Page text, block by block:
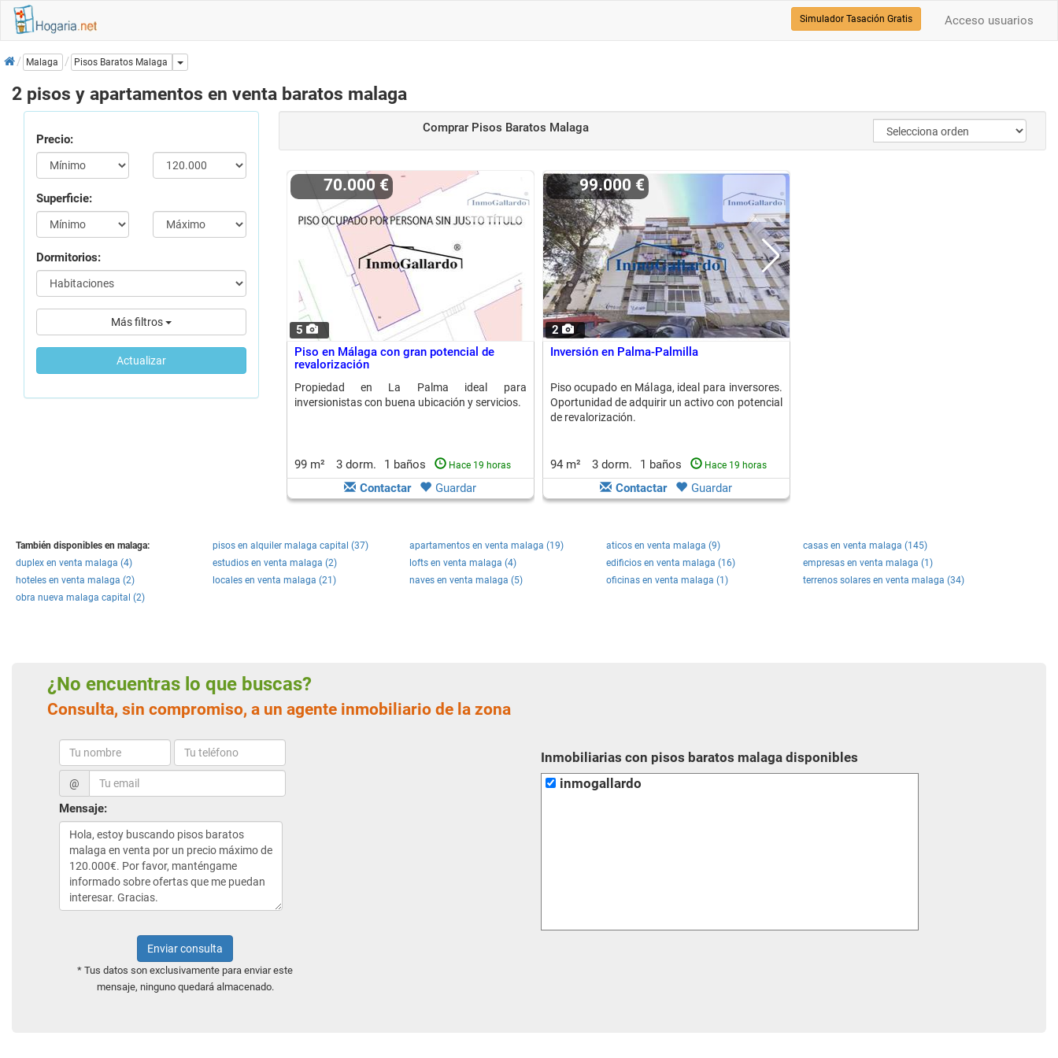
Acceso usuarios
Simulador Tasación Gratis
InicioMalaga Pisos Baratos Malaga Dropdown
2 pisos y apartamentos en venta baratos malaga
Precio:
Superficie:
Dormitorios:
Más filtros
Actualizar
Comprar Pisos Baratos Malaga
5
70.000 €
Piso en Málaga con gran potencial de
revalorización
Propiedad en La Palma ideal para
inversionistas con buena ubicación y servicios.
99 m² 3 dorm. 1 baños Hace 19 horas
Contactar Guardar
2
99.000 €
Inversión en Palma-Palmilla
Piso ocupado en Málaga, ideal para inversores.
Oportunidad de adquirir un activo con potencial
de revalorización.
94 m² 3 dorm. 1 baños Hace 19 horas
Contactar Guardar
También disponibles en malaga: pisos en alquiler malaga capital (37) apartamentos en venta malaga (19) aticos en venta malaga (9)
casas en venta malaga (145)
duplex en venta malaga (4)
estudios en venta malaga (2) lofts en venta malaga (4) edificios en venta malaga (16)
empresas en venta malaga (1)
hoteles en venta malaga (2)
locales en venta malaga (21) naves en venta malaga (5) oficinas en venta malaga (1)
terrenos solares en venta malaga (34)
obra nueva malaga capital (2)
¿No encuentras lo que buscas?
Consulta, sin compromiso, a un agente inmobiliario de la zona
@
Mensaje:
Enviar consulta
* Tus datos son exclusivamente para enviar este
mensaje, ninguno quedará almacenado.
Inmobiliarias con pisos baratos malaga disponibles
inmogallardo